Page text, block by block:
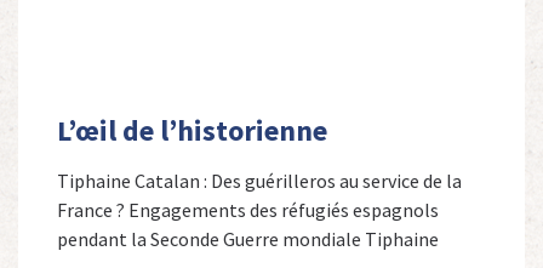
L’œil de l’historienne
Tiphaine Catalan : Des guérilleros au service de la
France ? Engagements des réfugiés espagnols
pendant la Seconde Guerre mondiale Tiphaine